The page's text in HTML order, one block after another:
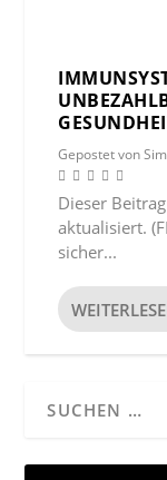
Gepostet von
Dieser
aktualisiert.
sicher...